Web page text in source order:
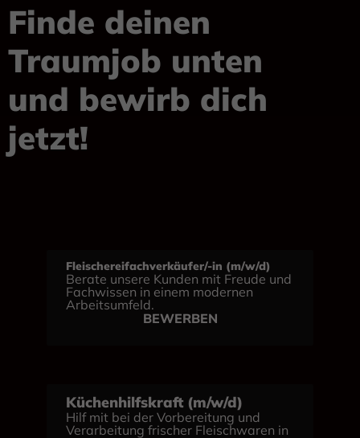
Finde deinen
Traumjob unten
und bewirb dich
jetzt!
Fleischereifachverkäufer/-in (m/w/d)
Berate unsere Kunden mit Freude und
Fachwissen in einem modernen
Arbeitsumfeld.
BEWERBEN
Küchenhilfskraft (m/w/d)
Hilf mit bei der Vorbereitung und
Verarbeitung frischer Fleischwaren in